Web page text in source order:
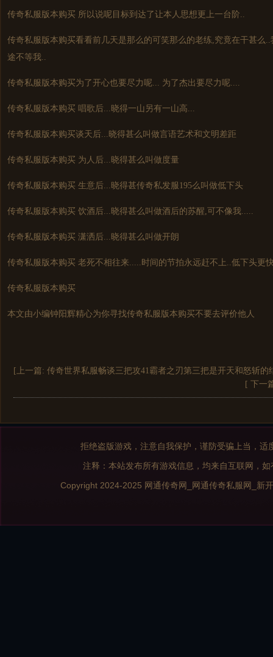
传奇私服版本购买 所以说呢目标到达了让本人思想更上一台阶..
传奇私服版本购买看看前几天是那么的可笑那么的老练,究竟在干甚么
途不等我..
传奇私服版本购买为了开心也要尽力呢... 为了杰出要尽力呢....
传奇私服版本购买 唱歌后...晓得一山另有一山高...
传奇私服版本购买谈天后...晓得甚么叫做言语艺术和文明差距
传奇私服版本购买 为人后...晓得甚么叫做度量
传奇私服版本购买 生意后...晓得甚传奇私发服195么叫做低下头
传奇私服版本购买 饮酒后...晓得甚么叫做酒后的苏醒,可不像我.....
传奇私服版本购买 潇洒后...晓得甚么叫做开朗
传奇私服版本购买 老死不相往来.....时间的节拍永远赶不上..低下头更
传奇私服版本购买
本文由小编钟阳辉精心为你寻找传奇私服版本购买不要去评价他人
[上一篇: 传奇世界私服畅谈三把攻41霸者之刃第三把是开天和怒斩的
[ 下一
拒绝盗版游戏，注意自我保护，谨防受骗上当，
注释：本站发布所有游戏信息，均来自互联网，
Copyright 2024-2025 网通传奇网_网通传奇私服网_新